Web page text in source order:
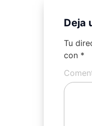
Deja
Tu
con *